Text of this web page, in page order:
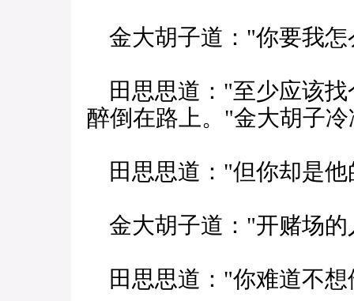
金大胡子道："你要我怎
田思思道："至少应该找
醉倒在路上。"金大胡子
田思思道："但你却是他
金大胡子道："开赌场的
田思思道："你难道不想